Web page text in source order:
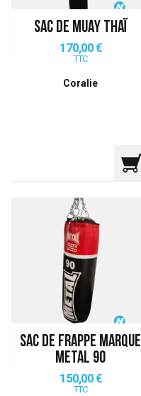
SAC DE MUAY THAÏ
Prix
170,00 €
TTC
Coralie
SAC DE FRAPPE MARQUE
METAL 90
Prix
150,00 €
TTC